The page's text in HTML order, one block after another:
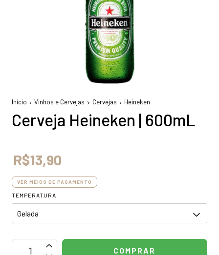
Início Vinhos e Cervejas Cervejas Heineken
Cerveja Heineken | 600mL
R$13,90
VER MEIOS DE PAGAMENTO
TEMPERATURA